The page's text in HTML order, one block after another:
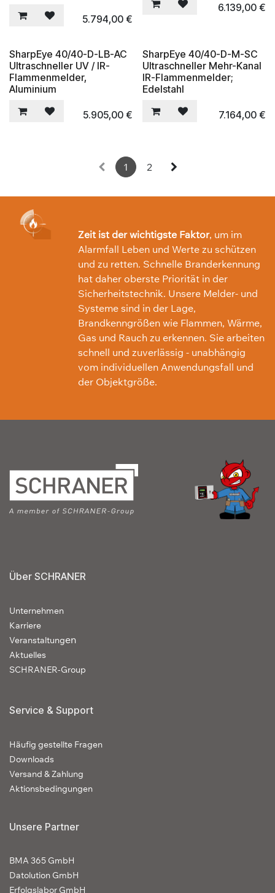
5.794,00€
6.139,00€
SharpEye 40/40-D-LB-AC
Ultraschneller UV / IR-
Flammenmelder,
Aluminium
5.905,00€
SharpEye 40/40-D-M-SC
Ultraschneller Mehr-Kanal
IR-Flammenmelder;
Edelstahl
7.164,00€
1 2
Zeit ist der wichtigste Faktor, um im
Alarmfall Leben und Werte zu schützen
und zu retten. Schnelle Branderkennung
hat daher oberste Priorität in der
Sicherheitstechnik. Unsere Melder- und
Systeme sind in der Lage,
Brandkenngrößen wie Flammen, Wärme,
Gas und Rauch zu erkennen. Sie arbeiten
schnell und zuverlässig - unabhängig
vom individuellen Anwendungsfall und
der Objektgröße.
Über SCHRANER
Unternehmen
Karriere
Veranstaltungen
Aktuelles
SCHRANER-Group
Service & Support
Häufig gestellte Fragen
Downloads
Versand & Zahlung
Aktionsbedingungen
Unsere Partner
BMA 365 GmbH
Datolution GmbH
Erfolgslabor GmbH